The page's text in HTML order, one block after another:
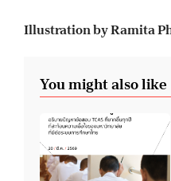
Illustration by Ramita
You might also like